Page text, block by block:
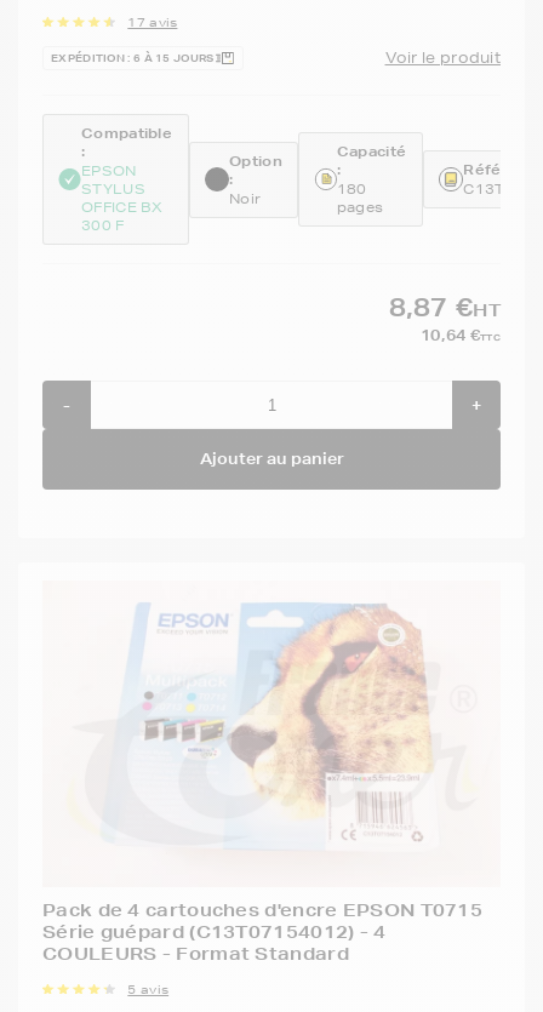
17 avis
EXPÉDITION : 6 À 15 JOURS Voir le produit
Compatible
:
EPSON
STYLUS
OFFICE BX
300 F
Option
:
Noir
Capacité
:
180
pages
8,87 €HT
10,64 €TTC
- +
Ajouter au panier
Pack de 4 cartouches d'encre EPSON T0715
Série guépard (C13T07154012) - 4
COULEURS - Format Standard
5 avis